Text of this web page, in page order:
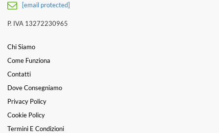
[email protected]
P. IVA 13272230965
Chi Siamo
Come Funziona
Contatti
Dove Consegniamo
Privacy Policy
Cookie Policy
Termini E Condizioni